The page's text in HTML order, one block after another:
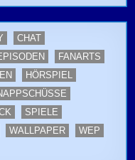
CHAT
FANARTS
HÖRSPIEL
SPIELE
WALLPAPER
WEP